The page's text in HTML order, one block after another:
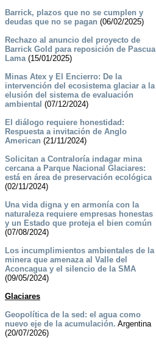
Barrick, plazos que no se cumplen y
deudas que no se pagan (06/02/2025)
Rechazo al anuncio del proyecto de
Barrick Gold para reposición de Pascua
Lama(15/01/2025)
Minas Atex y El Encierro: De la
intervención del ecosistema glaciar a la
elusión del sistema de evaluación
ambiental (07/12/2024)
El diálogo requiere honestidad:
Respuesta a invitación de Anglo
American (21/11/2024)
Solicitan a Contraloría indagar mina
cercana a Parque Nacional Glaciares:
está en área de preservación ecológica
(02/11/2024)
Una vida digna y en armonía con la
naturaleza requiere empresas honestas
y un Estado que proteja el bien común
(07/08/2024)
Los incumplimientos ambientales de la
minera que amenaza al Valle del
Aconcagua y el silencio de la SMA
(09/05/2024)
Glaciares
Geopolítica de la sed: el agua como
nuevo eje de la acumulación. Argentina
(20/07/2026)